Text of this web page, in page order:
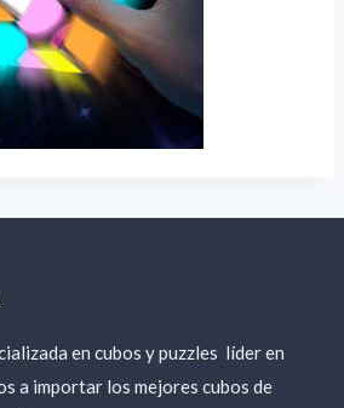
en cubos y puzzles líder en
a importar los mejores cubos de